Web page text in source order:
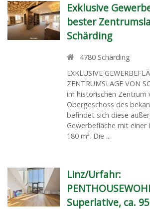
Exklusive
bester
Schärding
4780 Schärding
EXKLUSIVE
ZENTRUMSLAGE VON
im historischen Zentrum
Obergeschoss des
befindet sich diese
Gewerbefläche mit einer
180 m². Die ...
Linz/Urfahr:
Superlative, ca.